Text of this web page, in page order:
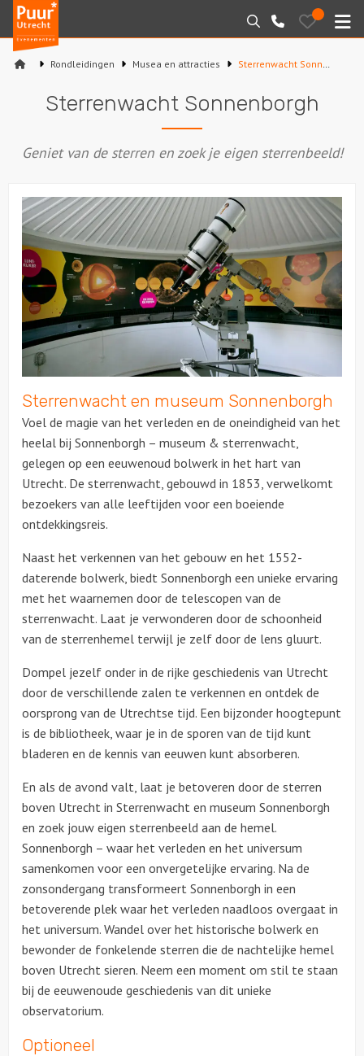
Puur*
Utrecht
bedrijfsuitjes
Zoeken
030-
2145099
Bewaarde
uitjes
Varen
Sport en spel
Workshops
Rondleidingen
Locaties
Feesten
Rondleidingen Musea en attracties Sterrenwacht Sonnenborgh
Sterrenwacht Sonnenborgh
Geniet van de sterren en zoek je eigen sterrenbeeld!
Sterrenwacht en museum Sonnenborgh
Voel de magie van het verleden en de oneindigheid van het
heelal bij Sonnenborgh – museum & sterrenwacht,
gelegen op een eeuwenoud bolwerk in het hart van
Utrecht. De sterrenwacht, gebouwd in 1853, verwelkomt
bezoekers van alle leeftijden voor een boeiende
ontdekkingsreis.
Naast het verkennen van het gebouw en het 1552-
daterende bolwerk, biedt Sonnenborgh een unieke ervaring
met het waarnemen door de telescopen van de
sterrenwacht. Laat je verwonderen door de schoonheid
van de sterrenhemel terwijl je zelf door de lens gluurt.
Dompel jezelf onder in de rijke geschiedenis van Utrecht
door de verschillende zalen te verkennen en ontdek de
oorsprong van de Utrechtse tijd. Een bijzonder hoogtepunt
is de bibliotheek, waar je in de sporen van de tijd kunt
bladeren en de kennis van eeuwen kunt absorberen.
En als de avond valt, laat je betoveren door de sterren
boven Utrecht in Sterrenwacht en museum Sonnenborgh
en zoek jouw eigen sterrenbeeld aan de hemel.
Sonnenborgh – waar het verleden en het universum
samenkomen voor een onvergetelijke ervaring. Na de
zonsondergang transformeert Sonnenborgh in een
betoverende plek waar het verleden naadloos overgaat in
het universum. Wandel over het historische bolwerk en
bewonder de fonkelende sterren die de nachtelijke hemel
boven Utrecht sieren. Neem een moment om stil te staan
bij de eeuwenoude geschiedenis van dit unieke
observatorium.
Optioneel